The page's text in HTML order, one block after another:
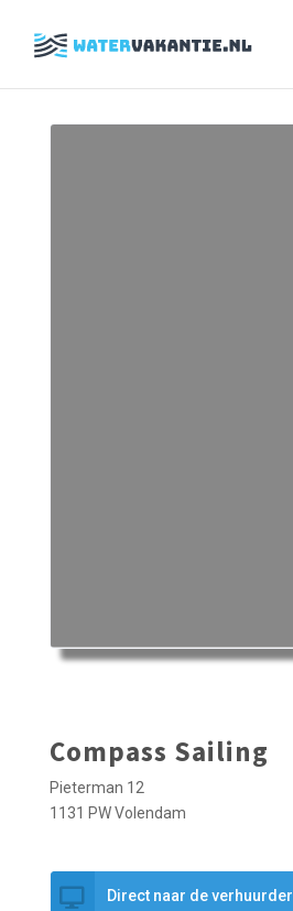
Zoeken
Compass Sailing
Pieterman 12
1131 PW Volendam
Direct naar de verhuurder